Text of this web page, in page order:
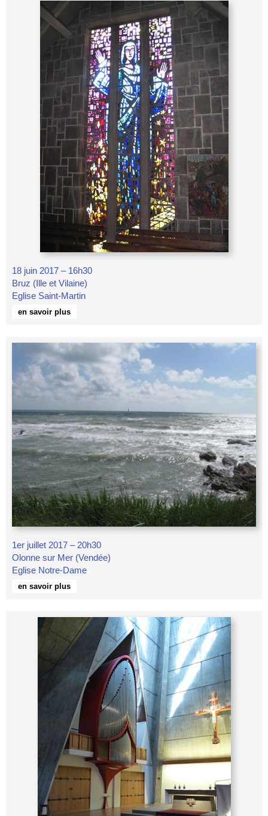
18 juin 2017 – 16h30
Bruz (Ille et Vilaine)
Eglise Saint-Martin
en savoir plus
1er juillet 2017 – 20h30
Olonne sur Mer (Vendée)
Eglise Notre-Dame
en savoir plus